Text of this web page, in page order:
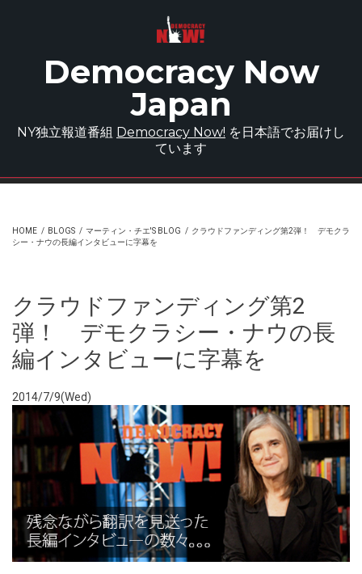
Democracy Now
Japan
NY独立報道番組 Democracy Now! を日本語でお届けし
ています
HOME / BLOGS / マーティン・チエ'S BLOG / クラウドファンディング第2弾！ デモクラ
シー・ナウの長編インタビューに字幕を
クラウドファンディング第2
弾！ デモクラシー・ナウの長
編インタビューに字幕を
2014/7/9(Wed)